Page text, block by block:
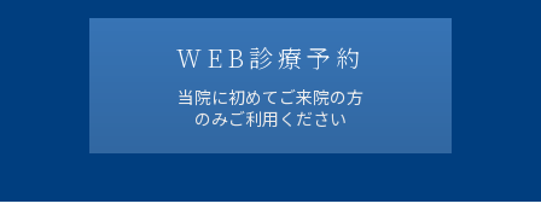
WEB診療予約
当院に初めてご来院の方
のみご利用ください